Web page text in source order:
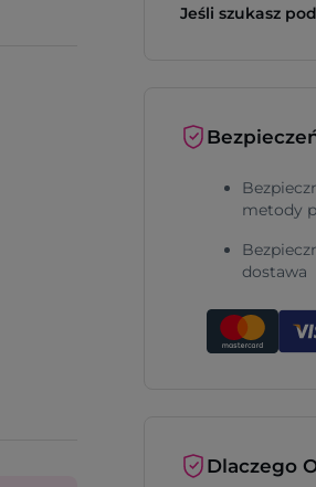
Jeśli szukasz
metody
dostawa
Dlaczego